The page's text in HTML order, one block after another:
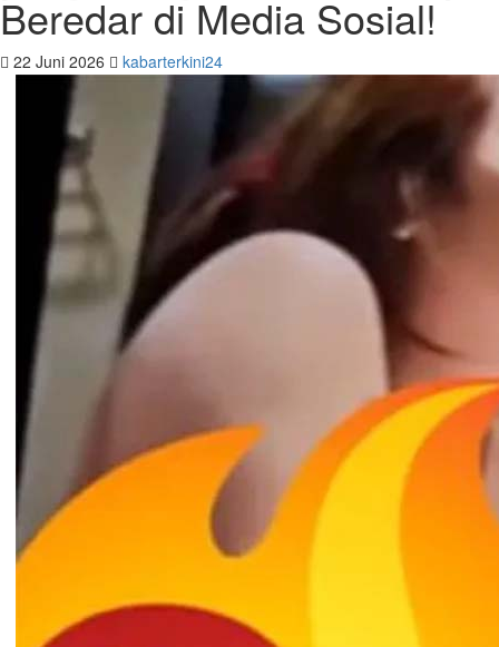
Beredar di Media Sosial!
22 Juni 2026 kabarterkini24